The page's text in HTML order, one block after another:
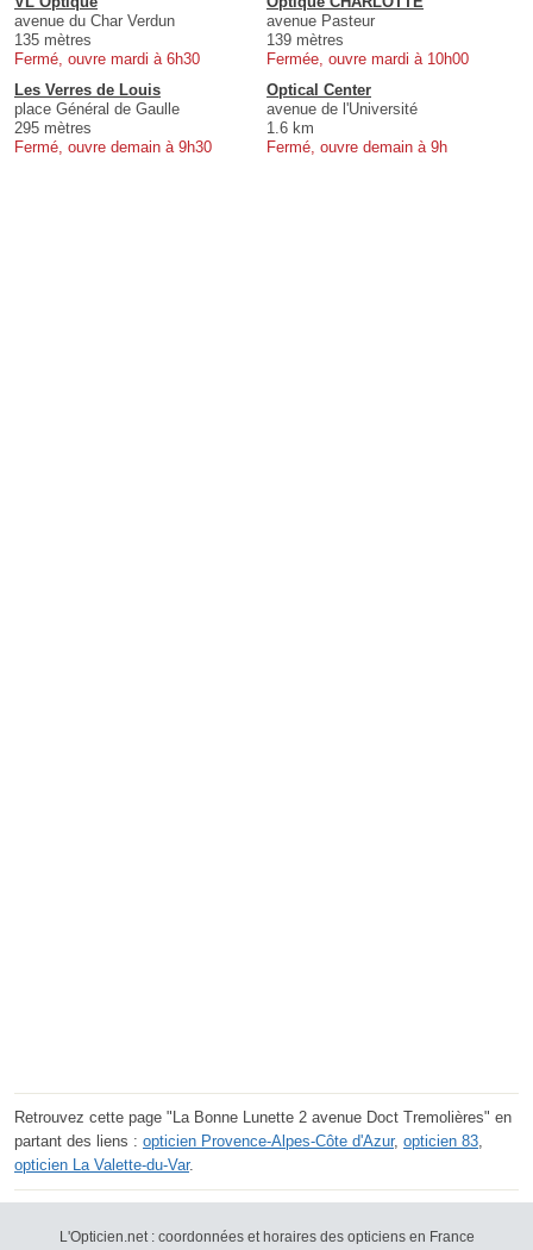
avenue du Char Verdun
135 mètres
Fermé, ouvre mardi à 6h30
avenue Pasteur
139 mètres
Fermée, ouvre mardi à 10h00
Les Verres de Louis
place Général de Gaulle
295 mètres
Fermé, ouvre demain à 9h30
Optical Center
avenue de l'Université
1.6 km
Fermé, ouvre demain à 9h
Retrouvez cette page "La Bonne Lunette 2 avenue Doct Tremolières" en
partant des liens : opticien Provence-Alpes-Côte d'Azur, opticien 83,
opticien La Valette-du-Var.
L'Opticien.net : coordonnées et horaires des opticiens en France